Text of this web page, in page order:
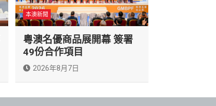
本澳新聞
粵澳名優商品展開幕 簽署
49份合作項目
2026年8月7日